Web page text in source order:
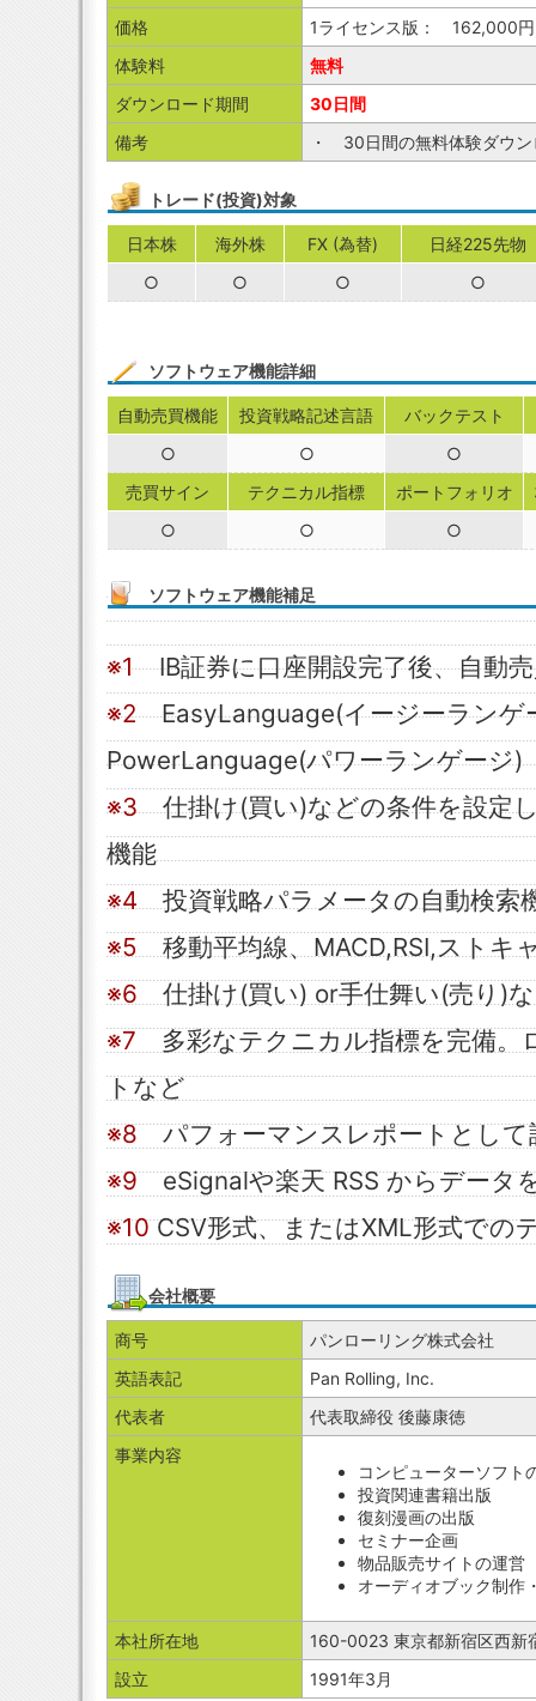
価格
1ライセンス版： 162,000
体験料
無料
ダウンロード期間
30日間
備考
・ 30日間の無料体験ダウ
トレード(投資)対象
日本株 海外株 FX (為替)
日経225先物
○
○ ○ ○
ソフトウェア機能詳細
自動売買機能 投資戦略記述言語
バックテスト
○
○
○
売買サイン
テクニカル指標 ポートフォリオ
○
○ ○
ソフトウェア機能補足
※1IB証券に口座開設完了後、自動
※2EasyLanguage(イージーランゲ
PowerLanguage(パワーランゲージ)
※3仕掛け(買い)などの条件を設定
機能
※4投資戦略パラメータの自動検索
※5 移動平均線、MACD,RSI,ストキ
※6 仕掛け(買い) or手仕舞い(売り)
※7 多彩なテクニカル指標を完備。
トなど
※8パフォーマンスレポートとして
※9eSignalや楽天 RSS からデータ
※10CSV形式、またはXML形式での
会社概要
商号
パンローリング株式会社
英語表記
Pan Rolling, Inc.
代表者
代表取締役 後藤康徳
事業内容
コンピューターソフト
投資関連書籍出版
復刻漫画の出版
セミナー企画
物品販売サイトの運営
オーディオブック制作
本社所在地
160-0023 東京都新宿区西新
設立
1991年3月